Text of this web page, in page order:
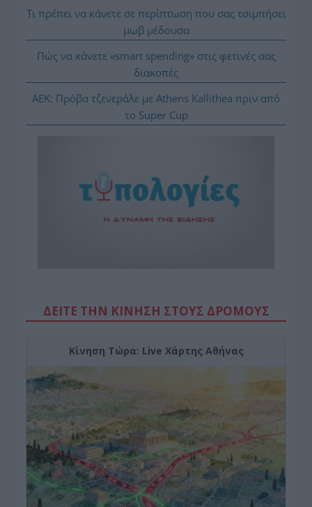
Τι πρέπει να κάνετε σε περίπτωση που σας τσιμπήσει
μωβ μέδουσα
Πώς να κάνετε «smart spending» στις φετινές σας
διακοπές
ΑΕΚ: Πρόβα τζενεράλε με Athens Kallithea πριν από
το Super Cup
ΔΕΙΤΕ ΤΗΝ ΚΙΝΗΣΗ ΣΤΟΥΣ ΔΡΌΜΟΥΣ
Κίνηση Τώρα: Live Χάρτης Αθήνας